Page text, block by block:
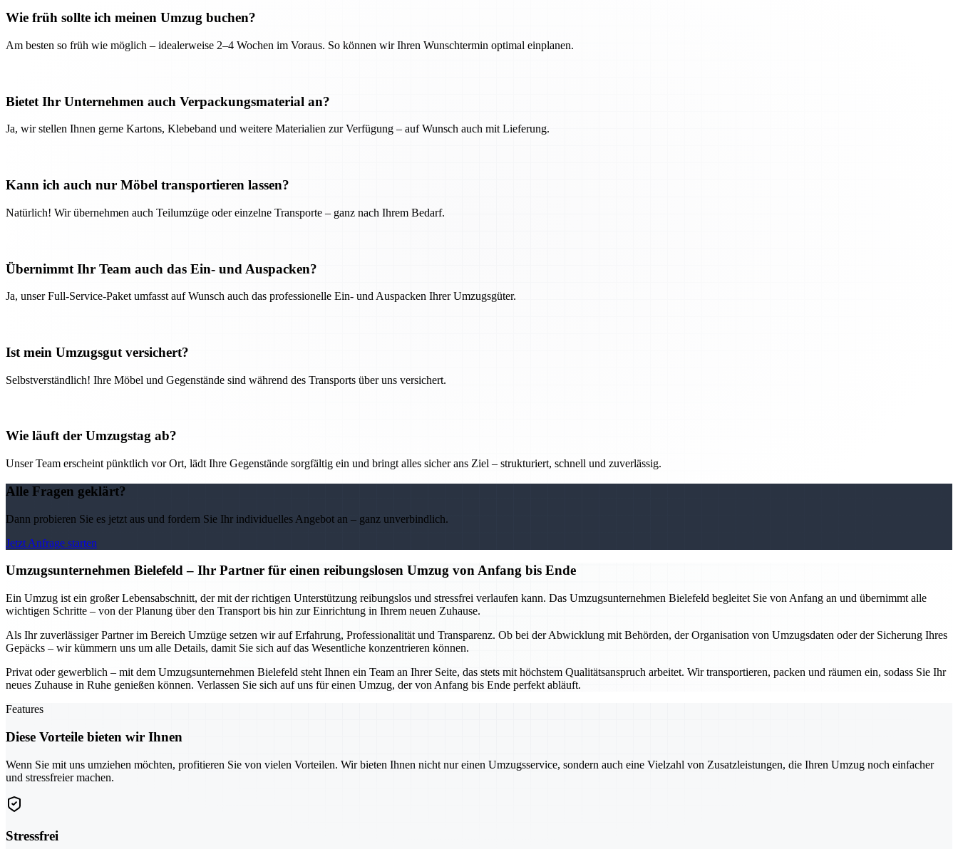
Wie früh sollte ich meinen Umzug buchen?
Am besten so früh wie möglich – idealerweise 2–4 Wochen im Voraus. So können wir Ihren Wunschtermin optimal einplanen.
Bietet Ihr Unternehmen auch Verpackungsmaterial an?
Ja, wir stellen Ihnen gerne Kartons, Klebeband und weitere Materialien zur Verfügung – auf Wunsch auch mit Lieferung.
Kann ich auch nur Möbel transportieren lassen?
Natürlich! Wir übernehmen auch Teilumzüge oder einzelne Transporte – ganz nach Ihrem Bedarf.
Übernimmt Ihr Team auch das Ein- und Auspacken?
Ja, unser Full-Service-Paket umfasst auf Wunsch auch das professionelle Ein- und Auspacken Ihrer Umzugsgüter.
Ist mein Umzugsgut versichert?
Selbstverständlich! Ihre Möbel und Gegenstände sind während des Transports über uns versichert.
Wie läuft der Umzugstag ab?
Unser Team erscheint pünktlich vor Ort, lädt Ihre Gegenstände sorgfältig ein und bringt alles sicher ans Ziel – strukturiert, schnell und zuverlässig.
Alle Fragen geklärt?
Dann probieren Sie es jetzt aus und fordern Sie Ihr individuelles Angebot an – ganz unverbindlich.
Jetzt Anfrage starten
Umzugsunternehmen Bielefeld – Ihr Partner für einen reibungslosen Umzug von Anfang bis Ende
Ein Umzug ist ein großer Lebensabschnitt, der mit der richtigen Unterstützung reibungslos und stressfrei verlaufen kann. Das Umzugsunternehmen Bielefeld begleitet Sie von Anfang an und übernimmt alle
wichtigen Schritte – von der Planung über den Transport bis hin zur Einrichtung in Ihrem neuen Zuhause.
Als Ihr zuverlässiger Partner im Bereich Umzüge setzen wir auf Erfahrung, Professionalität und Transparenz. Ob bei der Abwicklung mit Behörden, der Organisation von Umzugsdaten oder der Sicherung Ihres
Gepäcks – wir kümmern uns um alle Details, damit Sie sich auf das Wesentliche konzentrieren können.
Privat oder gewerblich – mit dem Umzugsunternehmen Bielefeld steht Ihnen ein Team an Ihrer Seite, das stets mit höchstem Qualitätsanspruch arbeitet. Wir transportieren, packen und räumen ein, sodass Sie Ihr
neues Zuhause in Ruhe genießen können. Verlassen Sie sich auf uns für einen Umzug, der von Anfang bis Ende perfekt abläuft.
Features
Diese Vorteile bieten wir Ihnen
Wenn Sie mit uns umziehen möchten, profitieren Sie von vielen Vorteilen. Wir bieten Ihnen nicht nur einen Umzugsservice, sondern auch eine Vielzahl von Zusatzleistungen, die Ihren Umzug noch einfacher
und stressfreier machen.
Stressfrei